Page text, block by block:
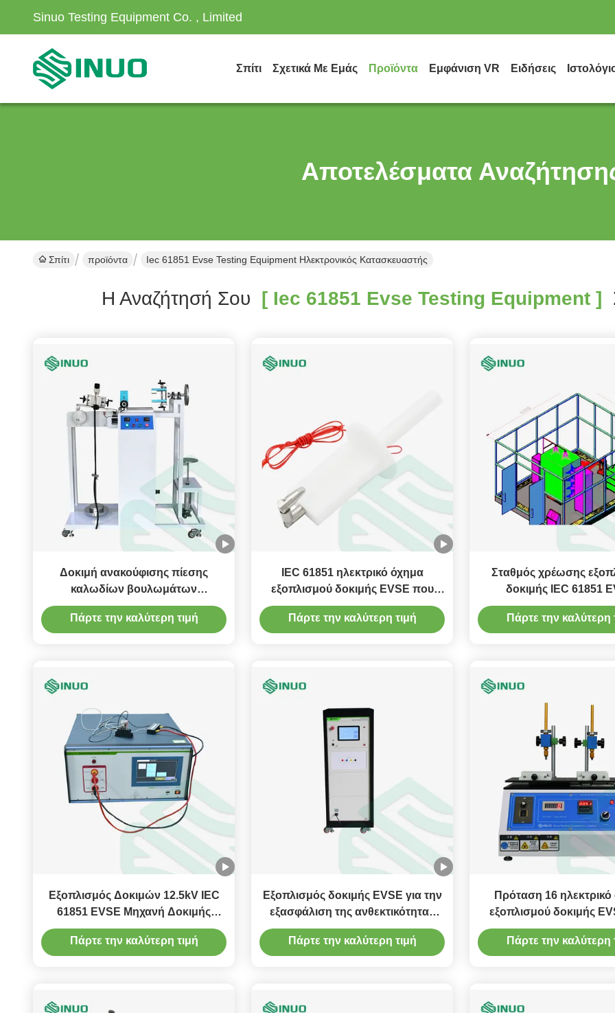
Sinuo Testing Equipment Co. , Limited
Σπίτι Σχετικά Με Εμάς Προϊόντα Εμφάνιση VR Ειδήσεις
Αποτελέσματα
Σπίτι προϊόντα Iec 61851 Evse Testing Equipment Ηλεκτρονικός Κατασκευαστής
Η Αναζήτησή Σου [ Iec 61851 Evse Testing Equipment ]
Δοκιμή ανακούφισης πίεσης
καλωδίων βουλωμάτων
συνδετήρων εξεταστικού
εξοπλισμού IEC 61851 EVSE
Πάρτε την καλύτερη τιμή
IEC 61851 ηλεκτρικό όχημα
εξοπλισμού δοκιμής EVSE που
χρεώνει τον έλεγχο δοκιμής
Πολωνού IPXXB
Πάρτε την καλύτερη τιμή
Σταθμός χρέωσης
δοκιμής IEC 61851
αδιάβροχο δωμάτιο
Πάρτε την καλύτερη
Εξοπλισμός Δοκιμών 12.5kV IEC
61851 EVSE Μηχανή Δοκιμής
Τάσης Κρουστικής
Πάρτε την καλύτερη τιμή
Εξοπλισμός δοκιμής EVSE για την
εξασφάλιση της ανθεκτικότητας
σταθμών φόρτισης ηλεκτρικών
οχημάτων
Πάρτε την καλύτερη τιμή
Πρόταση 16
εξοπλισμού δοκιμής
χαρακτηρίζει το IEC
διάρκειας
Πάρτε την καλύτερη